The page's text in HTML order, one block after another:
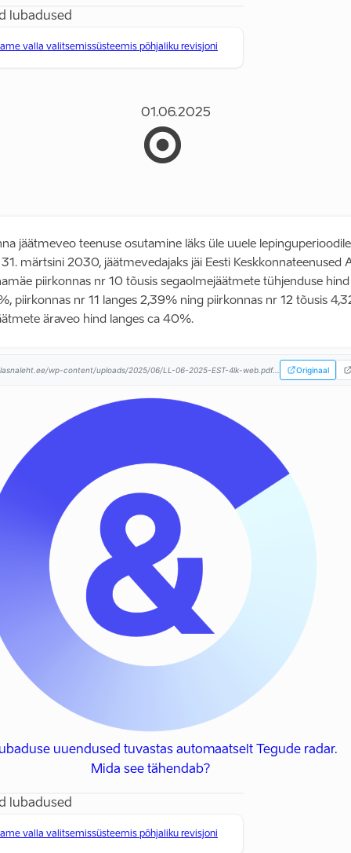
lubadused
valla valitsemissüsteemis põhjaliku revisjoni
01.06.2025
jäätmeveo teenuse osutamine läks üle uuele lepinguperioodile
märtsini 2030, jäätmevedajaks jäi Eesti Keskkonnateenused
piirkonnas nr 10 tõusis segaolmejäätmete tühjenduse hind
piirkonnas nr 11 langes 2,39% ning piirkonnas nr 12 tõusis
äraveo hind langes ca 40%.
lasnaleht.ee/wp-content/uploads/2025/06/LL-06-2025-EST-4lk-web.pdf... Originaal
uuendused tuvastas automaatselt Tegude radar.
Mida see tähendab?
lubadused
valla valitsemissüsteemis põhjaliku revisjoni